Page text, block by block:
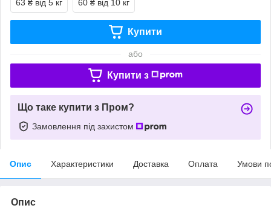
63 ₴ від 5 кг 60 ₴ від 10 кг
Купити
або
Купити з
Що таке купити з Пром?
Замовлення під захистом
Опис Характеристики Доставка Оплата Умови
Опис